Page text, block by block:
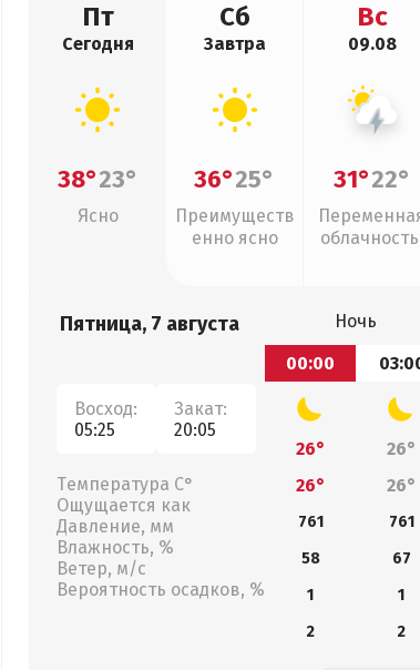
Пт
Сегодня
38°23°
Ясно
Сб
Завтра
36°25°
Преимуществ
енно ясно
Вс
09.08
31°22°
Пятница, 7 августа
Восход:
05:25
Закат:
20:05
Температура С°
Ощущается как
Давление, мм
Влажность, %
Ветер, м/с
Вероятность осадков, %
Ночь
00:00
26° 26°
26°
26°
761 761
58
67
1
1
2
2